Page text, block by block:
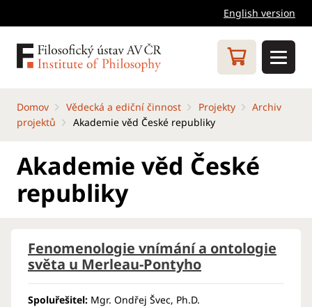
English version
Domov Vědecká a ediční činnost Projekty
Archiv
projektů
Akademie věd České republiky
Akademie věd České
republiky
Fenomenologie vnímání a ontologie
světa u Merleau-Pontyho
Spoluřešitel: Mgr. Ondřej Švec, Ph.D.